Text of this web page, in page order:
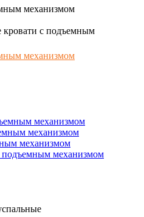
механизмом
кровати с подъемным
механизмом
механизмом
механизмом
механизмом
подъемным механизмом